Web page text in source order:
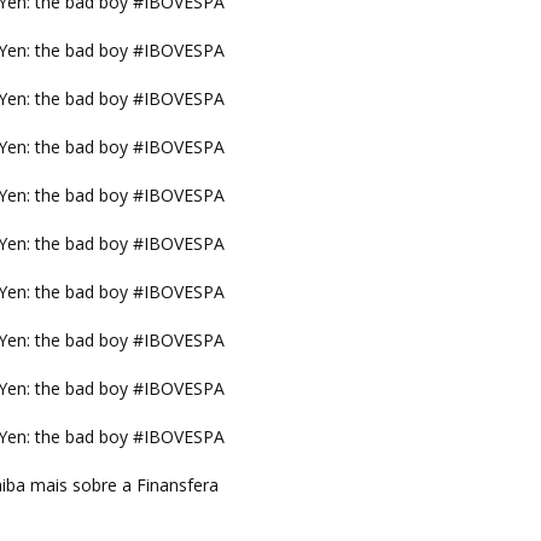
the bad boy #IBOVESPA
the bad boy #IBOVESPA
the bad boy #IBOVESPA
the bad boy #IBOVESPA
the bad boy #IBOVESPA
the bad boy #IBOVESPA
the bad boy #IBOVESPA
the bad boy #IBOVESPA
the bad boy #IBOVESPA
mais sobre a Finansfera